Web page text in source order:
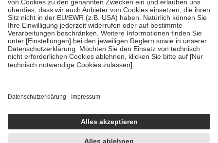
• Kindern und Jugendlichen bis zum vollendeten 18. Lebensjahr
mit Ausnahme der Fahrkosten
• Untersuchungen zur Vorsorge und Früherkennung, die von der
GKV getragen werden
• empfohlenen Schutzimpfungen
• Harn- und Blutteststreifen
getroffen, um sicherzustellen, dass es sich um echte Bewertungen
https://help.etrusted.com/hc/de/articles/4419944605341
Einige Bilder und Inhalte wurden unter Zuhilfenahme künstlicher